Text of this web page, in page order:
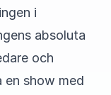
i
absoluta
och
en show med